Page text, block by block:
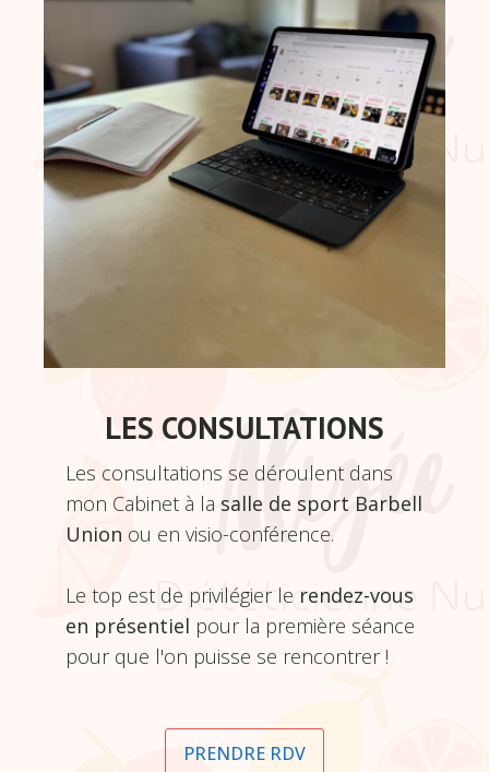
LES CONSULTATIONS
Les consultations se déroulent dans
mon Cabinet à la salle de sport Barbell
Union ou en visio-conférence.
Le top est de privilégier le rendez-vous
en présentiel pour la première séance
pour que l'on puisse se rencontrer !
PRENDRE RDV